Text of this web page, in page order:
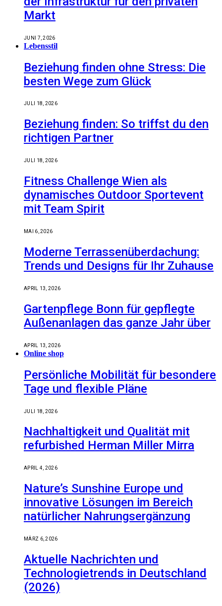
Markt
JUNI 7, 2026
Lebensstil
Beziehung finden ohne Stress: Die
besten Wege zum Glück
JULI 18, 2026
Beziehung finden: So triffst du den
richtigen Partner
JULI 18, 2026
Fitness Challenge Wien als
dynamisches Outdoor Sportevent
mit Team Spirit
MAI 6, 2026
Moderne Terrassenüberdachung:
Trends und Designs für Ihr Zuhause
APRIL 13, 2026
Gartenpflege Bonn für gepflegte
Außenanlagen das ganze Jahr über
APRIL 13, 2026
Online shop
Persönliche Mobilität für besondere
Tage und flexible Pläne
JULI 18, 2026
Nachhaltigkeit und Qualität mit
refurbished Herman Miller Mirra
APRIL 4, 2026
Nature’s Sunshine Europe und
innovative Lösungen im Bereich
natürlicher Nahrungsergänzung
MÄRZ 6, 2026
Aktuelle Nachrichten und
Technologietrends in Deutschland
(2026)